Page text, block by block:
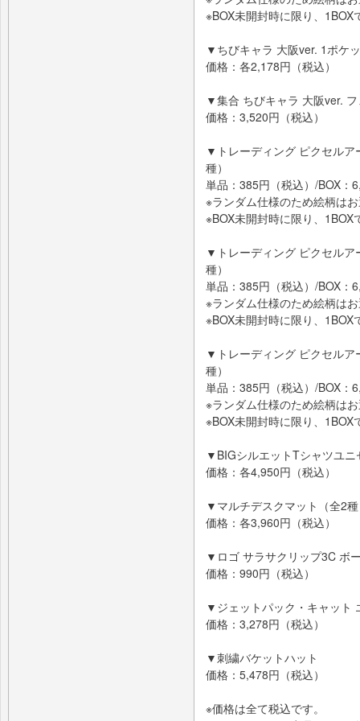
※BOX未開封時に限り、
▼ちびキャラ 大阪ver. 1ポケ
価格：各2,178円（税込）
▼集合 ちびキャラ 大阪ver.
価格：3,520円（税込）
▼トレーディング ピクセルア
種）
単品：385円（税込）/BOX：
※ランダム仕様のため絵柄は
※BOX未開封時に限り、
▼トレーディング ピクセルア
種）
単品：385円（税込）/BOX：
※ランダム仕様のため絵柄は
※BOX未開封時に限り、
▼トレーディング ピクセルア
種）
単品：385円（税込）/BOX：
※ランダム仕様のため絵柄は
※BOX未開封時に限り、
▼BIGシルエットTシャツユニ
価格：各4,950円（税込）
▼マルチデスクマット（全2
価格：各3,960円（税込）
▼ロゴ サラサクリップ3C ボ
価格：990円（税込）
▼ジェットパック・キャット
価格：3,278円（税込）
▼刺繍バケットハット
価格：5,478円（税込）
※価格は全て税込です。